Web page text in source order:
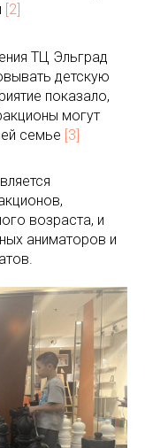
[2]
ТЦ Эльград
детскую
показало,
могут
семье [3]
возраста, и
аниматоров и